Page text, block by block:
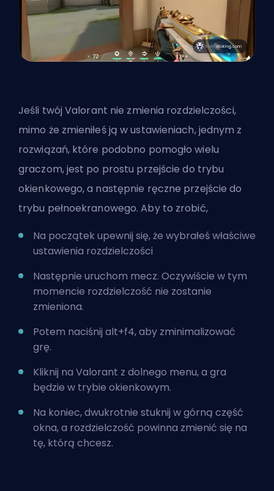
Jeśli twój Valorant nie zmienia rozdzielczości,
mimo że zmieniłeś ją w ustawieniach, jednym z
rozwiązań, które podobno pomogło wielu
graczom, jest po prostu przejście do trybu
okienkowego, a następnie ręczne przejście do
trybu pełnoekranowego. Aby to zrobić,
Na początek upewnij się, że wybrałeś właściwe
ustawienia rozdzielczości
Następnie uruchom mecz. Oczywiście w tym
momencie rozdzielczość nie zostanie
zmieniona.
Potem naciśnij alt+f4, aby zminimalizować
grę.
Kliknij na Valorant z dolnego menu, a gra
będzie w trybie okienkowym.
Na koniec, dwukrotnie stuknij w górną część
okna, a rozdzielczość powinna zmienić się na
tę, którą chcesz.